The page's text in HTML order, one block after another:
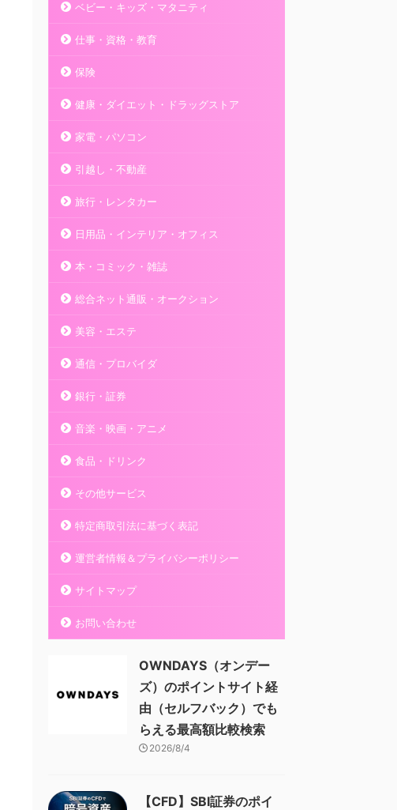
ベビー・キッズ・マタニティ
仕事・資格・教育
保険
健康・ダイエット・ドラッグストア
家電・パソコン
引越し・不動産
旅行・レンタカー
日用品・インテリア・オフィス
本・コミック・雑誌
総合ネット通販・オークション
美容・エステ
通信・プロバイダ
銀行・証券
音楽・映画・アニメ
食品・ドリンク
その他サービス
特定商取引法に基づく表記
運営者情報＆プライバシーポリシー
サイトマップ
お問い合わせ
OWNDAYS（オンデー
ズ）のポイントサイト経
由（セルフバック）でも
らえる最高額比較検索
2026/8/4
【CFD】SBI証券のポイ